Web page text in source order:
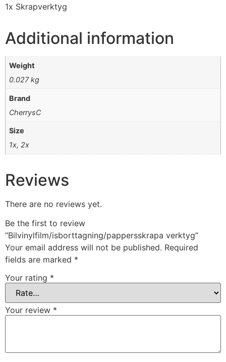
1x Skrapverktyg
Additional information
Weight
0.027 kg
Brand
CherrysC
Size
1x, 2x
Reviews
There are no reviews yet.
Be the first to review
“Bilvinylfilm/isborttagning/pappersskrapa verktyg”
Your email address will not be published. Required
fields are marked *
Your rating *
Your review *